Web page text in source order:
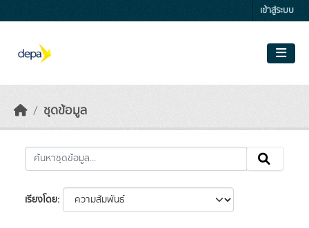
เข้าสู่ระบบ
ชุดข้อมูล
เรียงโดย